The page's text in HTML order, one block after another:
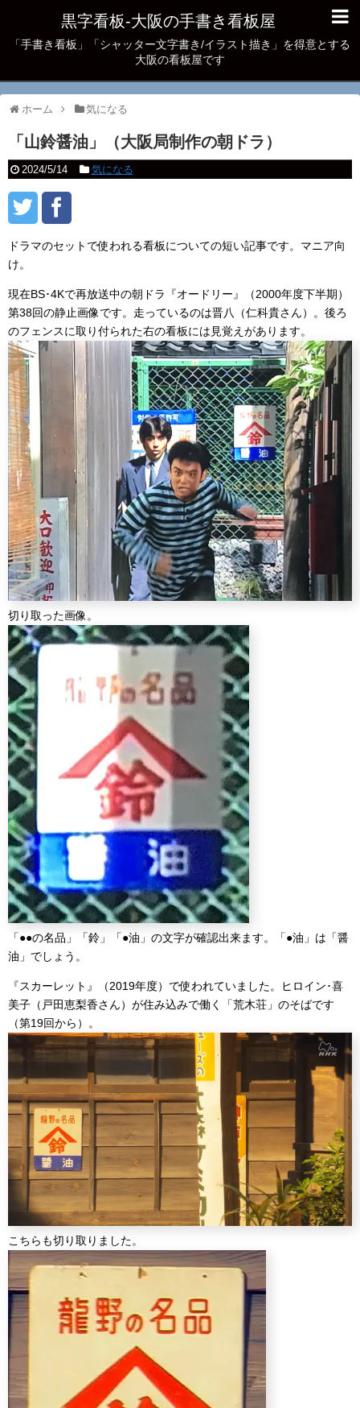
黒字看板‐大阪の手書き看板屋
「手書き看板」「シャッター文字書き/イラスト描き」を得意とする
大阪の看板屋です
ホーム 気になる
「山鈴醤油」（大阪局制作の朝ドラ）
2024/5/14 気になる
ドラマのセットで使われる看板についての短い記事です。マニア向
け。
現在BS･4Kで再放送中の朝ドラ『オードリー』（2000年度下半期）
第38回の静止画像です。走っているのは晋八（仁科貴さん）。後ろ
のフェンスに取り付られた右の看板には見覚えがあります。
切り取った画像。
「●●の名品」「鈴」「●油」の文字が確認出来ます。「●油」は「醤
油」でしょう。
『スカーレット』（2019年度）で使われていました。ヒロイン･喜
美子（戸田恵梨香さん）が住み込みで働く「荒木荘」のそばです
（第19回から）。
こちらも切り取りました。